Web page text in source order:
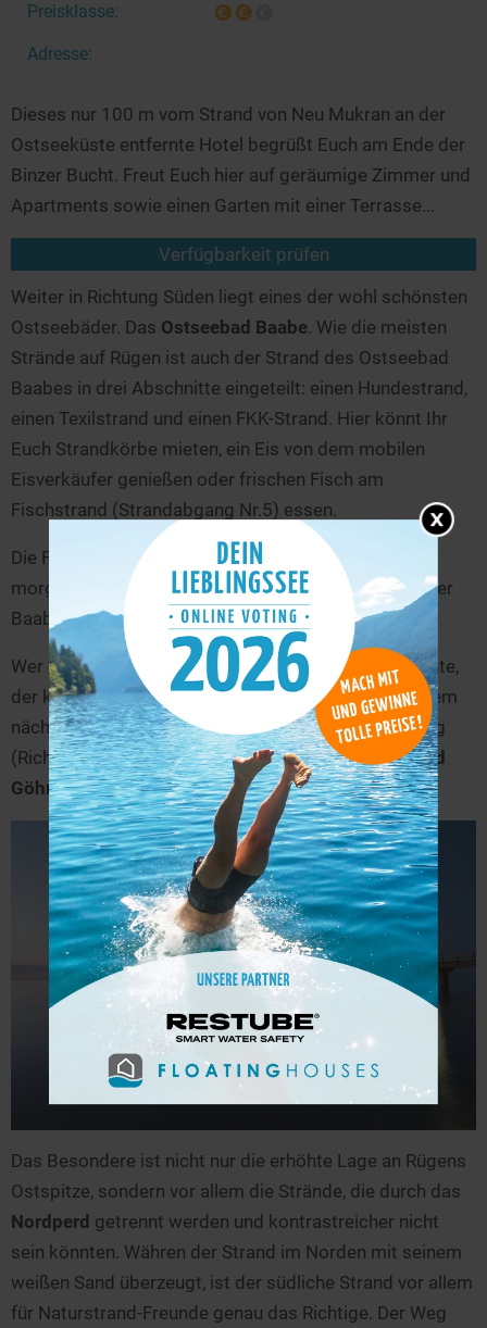
Preisklasse:
Adresse:
Dieses nur 100 m vom Strand von Neu Mukran an der
Ostseeküste entfernte Hotel begrüßt Euch am Ende der
Binzer Bucht. Freut Euch hier auf geräumige Zimmer und
Apartments sowie einen Garten mit einer Terrasse...
Verfügbarkeit prüfen
Weiter in Richtung Süden liegt eines der wohl schönsten
Ostseebäder. Das Ostseebad Baabe. Wie die meisten
Strände auf Rügen ist auch der Strand des Ostseebad
Baabes in drei Abschnitte eingeteilt: einen Hundestrand,
einen Texilstrand und einen FKK-Strand. Hier könnt Ihr
Euch Strandkörbe mieten, ein Eis von dem mobilen
Eisverkäufer genießen oder frischen Fisch am
Fischstrand (Strandabgang Nr.5) essen.
Die Frühaufsteher unter Euch können hier ab 8 Uhr
morgens frischen Fisch an einer der kleinen Buden der
Baabener Fischer kaufen.
Wer einen ausgedehnten Spaziergang machen möchte,
der kann vom Ostseebad Baabe gemütlich zu unserem
nächsten Strand spazieren. Nach ca. 45 Minuten Weg
(Richtung Südosten) erreicht Ihr dann dasOstseebad
Göhren.
Das Besondere ist nicht nur die erhöhte Lage an Rügens
Ostspitze, sondern vor allem die Strände, die durch das
Nordperd getrennt werden und kontrastreicher nicht
sein könnten. Währen der Strand im Norden mit seinem
weißen Sand überzeugt, ist der südliche Strand vor allem
für Naturstrand-Freunde genau das Richtige. Der Weg